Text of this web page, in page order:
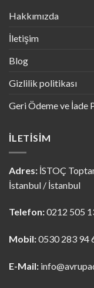
Hakkımızda
İletişim
Blog
Gizlilik politikası
Geri Ödeme ve İade
İLETISIM
Adres: İSTOÇ
İstanbul / İstanbul
Telefon:0212 505
Mobil:0530 283 94
E-Mail: